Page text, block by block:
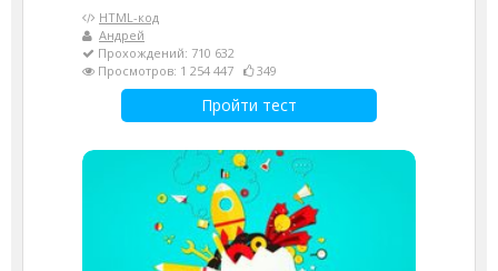
HTML-код
Андрей
Прохождений: 710 632
Просмотров: 1 254 447
349
Пройти тест